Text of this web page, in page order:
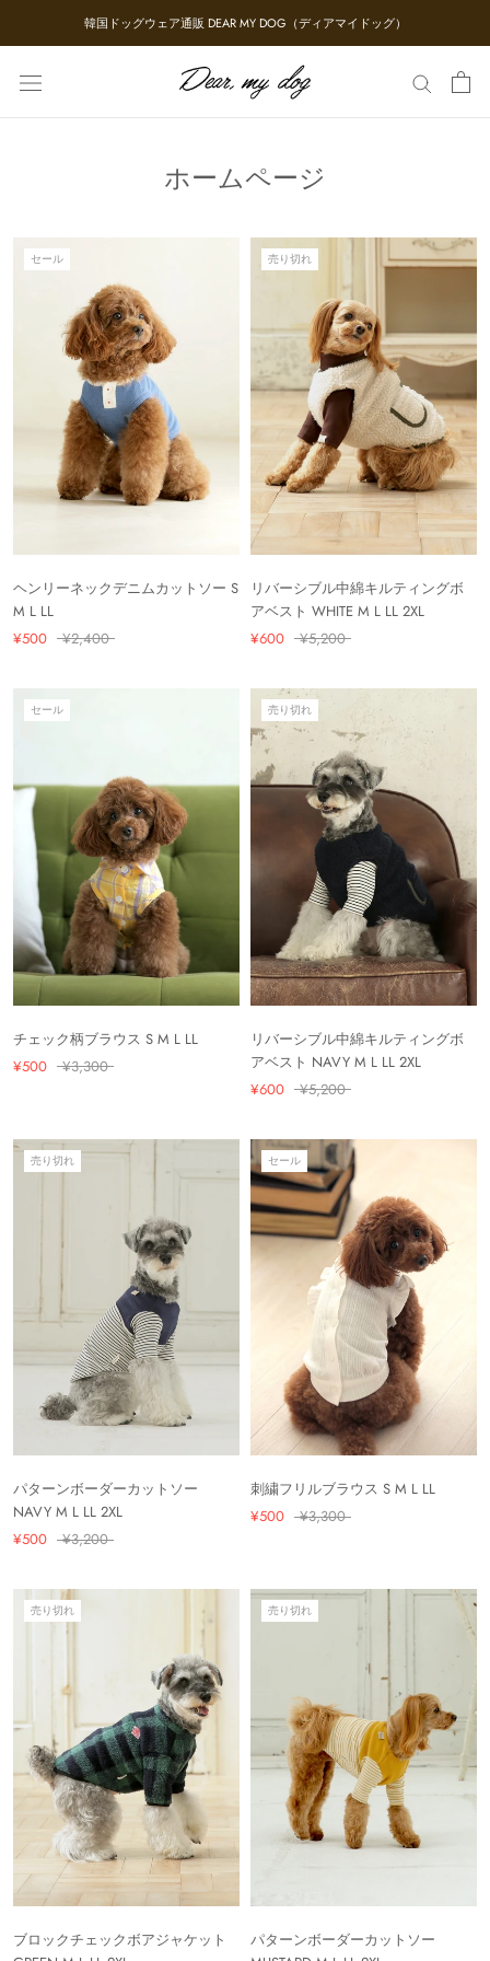
し
韓国ドッグウェア通販 DEAR MY DOG（ディアマイドッグ）
ホームページ
セール
ヘンリーネックデニムカットソー S
M L LL
¥500
¥2,400
売り切れ
リバーシブル中綿キルティングボ
アベスト WHITE M L LL 2XL
¥600
¥5,200
セール
チェック柄ブラウス S M L LL
¥500
¥3,300
売り切れ
リバーシブル中綿キルティングボ
アベスト NAVY M L LL 2XL
¥600
¥5,200
売り切れ
パターンボーダーカットソー
NAVY M L LL 2XL
¥500
¥3,200
セール
刺繍フリルブラウス S M L LL
¥500
¥3,300
売り切れ
ブロックチェックボアジャケット
売り切れ
パターンボーダーカットソー